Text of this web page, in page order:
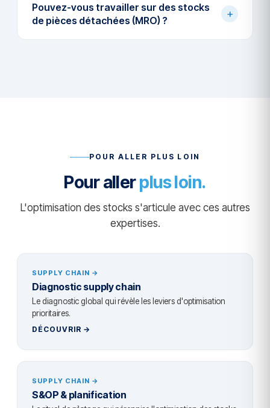
Pouvez-vous travailler sur des stocks
de pièces détachées (MRO) ?
+
POUR ALLER PLUS LOIN
Pour allerplus loin.
L'optimisation des stocks s'articule avec ces autres
expertises.
SUPPLY CHAIN →
Diagnostic supply chain
Le diagnostic global qui révèle les leviers d'optimisation
prioritaires.
DÉCOUVRIR →
SUPPLY CHAIN →
S&OP & planification